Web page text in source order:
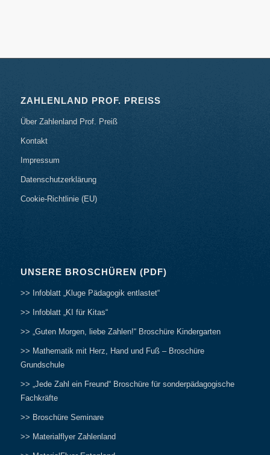
ZAHLENLAND PROF. PREISS
Über Zahlenland Prof. Preiß
Kontakt
Impressum
Datenschutzerklärung
Cookie-Richtlinie (EU)
UNSERE BROSCHÜREN (PDF)
>> Infoblatt „Kluge Pädagogik entlastet“
>> Infoblatt „KI für Kitas“
>> „Guten Morgen, liebe Zahlen!“ Broschüre Kindergarten
>> Mathematik mit Herz, Hand und Fuß – Broschüre
Grundschule
>> „Jede Zahl ein Freund“ Broschüre für sonderpädagogische
Fachkräfte
>> Broschüre Seminare
>> Materialflyer Zahlenland